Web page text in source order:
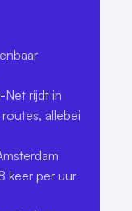
rooms
binnen 60
zijn zelfs
teams
door
activiteiten
Net rijdt in
allebei
keer per uur